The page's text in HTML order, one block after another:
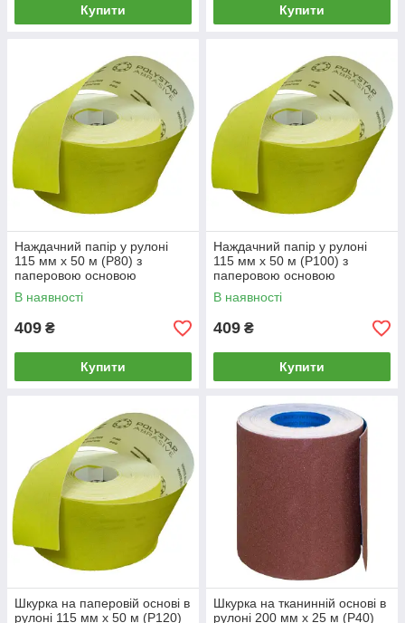
Купити Купити
Наждачний папір у рулоні
115 мм х 50 м (P80) з
паперовою основою
В наявності
409 ₴
Купити
Наждачний папір у рулоні
115 мм х 50 м (P100) з
паперовою основою
В наявності
409 ₴
Купити
Шкурка на паперовій основі в
рулоні 115 мм х 50 м (P120)
Шкурка на тканинній основі в
рулоні 200 мм х 25 м (P40)